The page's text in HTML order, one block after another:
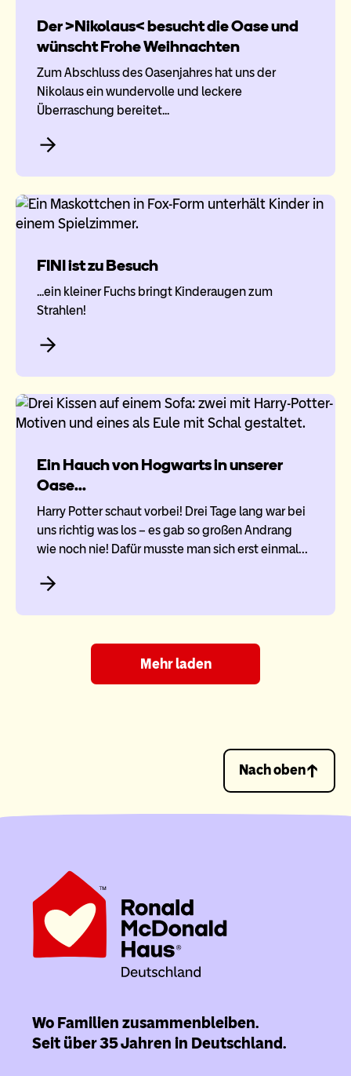
Der >Nikolaus< besucht die Oase und
wünscht Frohe Weihnachten
Zum Abschluss des Oasenjahres hat uns der
Nikolaus ein wundervolle und leckere
Überraschung bereitet...
FINI ist zu Besuch
...ein kleiner Fuchs bringt Kinderaugen zum
Strahlen!
Ein Hauch von Hogwarts in unserer
Oase...
Harry Potter schaut vorbei! Drei Tage lang war bei
uns richtig was los – es gab so großen Andrang
wie noch nie! Dafür musste man sich erst einmal…
Mehr laden
Nach oben
Wo Familien zusammenbleiben.
Seit über 35 Jahren in Deutschland.